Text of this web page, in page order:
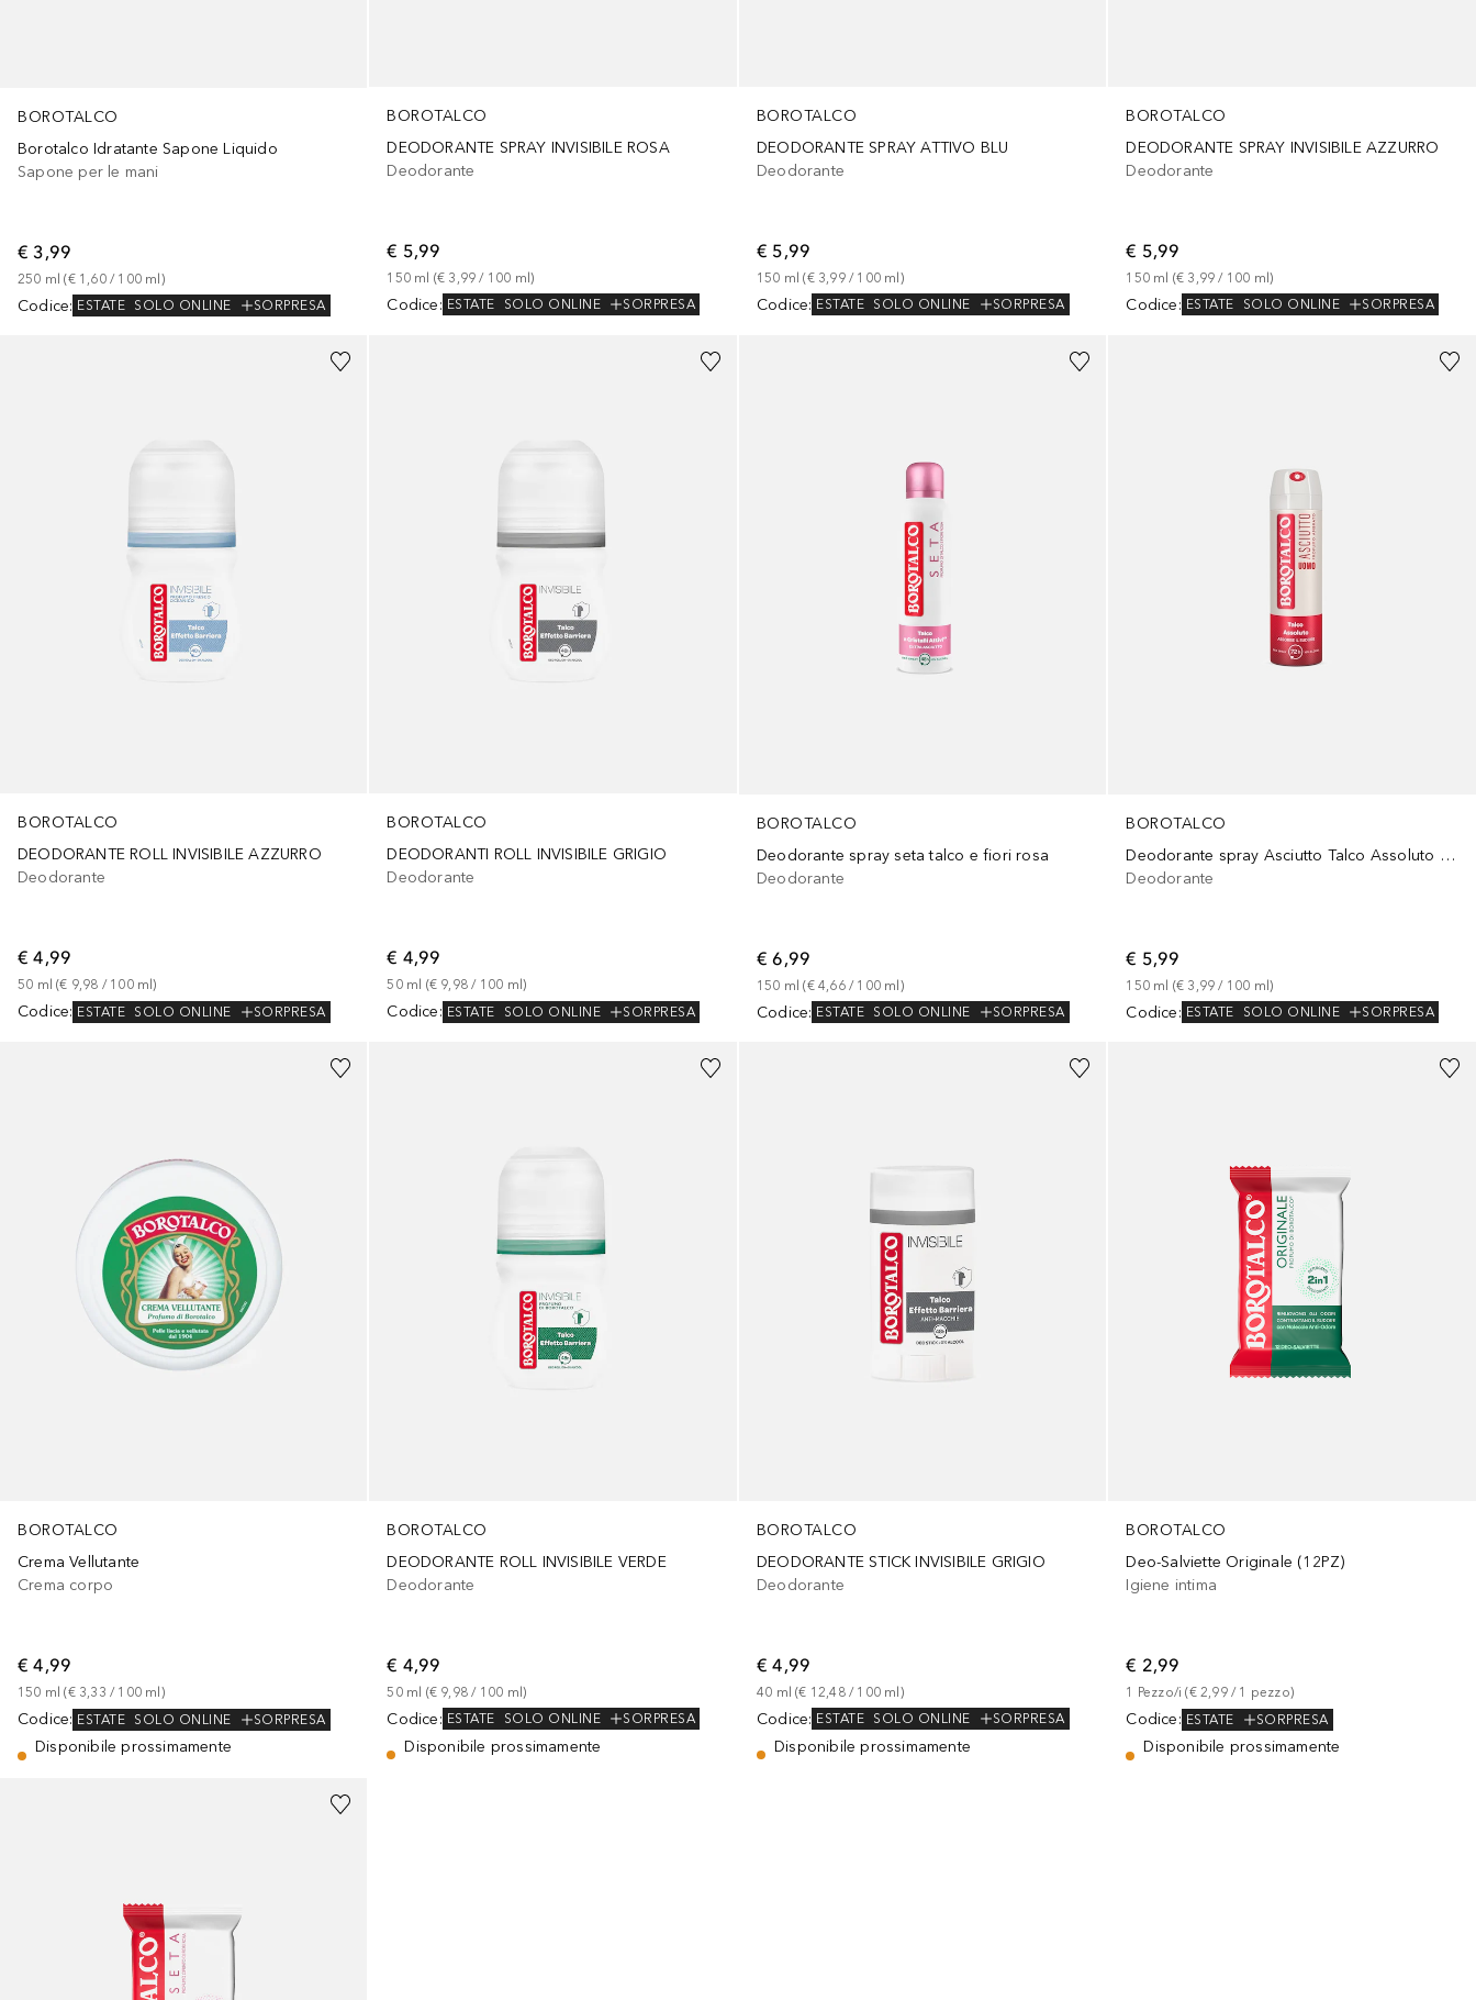
BOROTALCO
Borotalco Idratante Sapone Liquido
Sapone per le mani
€ 3,99
250 ml (€ 1,60 / 100 ml)
Codice: ESTATE SOLO ONLINE SORPRESA
BOROTALCO
DEODORANTE SPRAY INVISIBILE ROSA
Deodorante
€ 5,99
150 ml (€ 3,99 / 100 ml)
Codice: ESTATE SOLO ONLINE SORPRESA
BOROTALCO
DEODORANTE SPRAY ATTIVO BLU
Deodorante
€ 5,99
150 ml (€ 3,99 / 100 ml )
Codice: ESTATE SOLO ONLINE SORPRESA
BOROTALCO
DEODORANTE SPRAY INVISIBILE AZZURRO
Deodorante
€ 5,99
150 ml (€ 3,99 / 100 ml)
Codice: ESTATE SOLO ONLINE SORPRESA
BOROTALCO
DEODORANTE ROLL INVISIBILE AZZURRO
Deodorante
€ 4,99
50 ml (€ 9,98 / 100 ml)
Codice: ESTATE SOLO ONLINE SORPRESA
BOROTALCO
DEODORANTI ROLL INVISIBILE GRIGIO
Deodorante
€ 4,99
50 ml (€ 9,98 / 100 ml )
Codice: ESTATE SOLO ONLINE SORPRESA
BOROTALCO
Deodorante spray seta talco e fiori rosa
Deodorante
€ 6,99
150 ml (€ 4,66 / 100 ml)
Codice: ESTATE SOLO ONLINE SORPRESA
BOROTALCO
Deodorante spray Asciutto Talco Assoluto al profumo ambrato
Deodorante
€ 5,99
150 ml (€ 3,99 / 100 ml)
Codice: ESTATE SOLO ONLINE SORPRESA
BOROTALCO
Crema Vellutante
Crema corpo
€ 4,99
150 ml (€ 3,33 / 100 ml )
Codice: ESTATE SOLO ONLINE SORPRESA
Disponibile prossimamente
BOROTALCO
DEODORANTE ROLL INVISIBILE VERDE
Deodorante
€ 4,99
50 ml (€ 9,98 / 100 ml)
Codice: ESTATE SOLO ONLINE SORPRESA
Disponibile prossimamente
BOROTALCO
DEODORANTE STICK INVISIBILE GRIGIO
Deodorante
€ 4,99
40 ml (€ 12,48 / 100 ml)
Codice: ESTATE SOLO ONLINE SORPRESA
Disponibile prossimamente
BOROTALCO
Deo-Salviette Originale (12PZ)
Igiene intima
€ 2,99
1 Pezzo/i (€ 2,99 / 1 pezzo)
Codice: ESTATE SORPRESA
Disponibile prossimamente